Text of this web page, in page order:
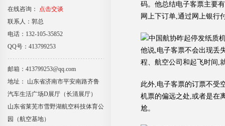
在线咨询：
点击交谈
联系人：郭总
电话：132-105-35852
QQ号：413799253
邮箱：413799253@qq.com
地址： 山东省济南市平安南路齐鲁
汽车生活广场D展厅（长清展厅）
山东省莱芜市雪野湖航空科技体育公
园（航空基地）
码。他总结电子客票主要
网上下订单,通过网上银行
他说,电子客票不会出现丢
程、航空公司和起飞时间,
此外,电子客票的订票不受
机票的偏远之处,或者是在
尬。